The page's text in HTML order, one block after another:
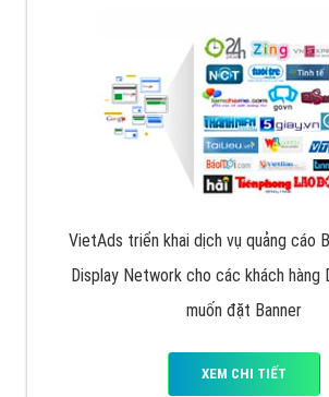
VietAds triển khai dịch vụ quảng cáo
Display Network cho các khách hàng
muốn đặt Banner
XEM CHI TIẾT